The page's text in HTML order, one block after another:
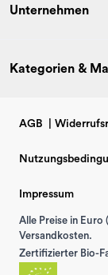
Unternehmen
Kategorien &
AGB
Impressum
Alle Preise in
Versandkosten.
Zertifizierter Bio-